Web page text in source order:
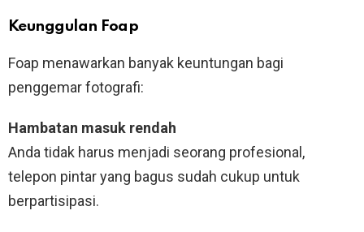
Keunggulan Foap
Foap menawarkan banyak keuntungan bagi
penggemar fotografi:
Hambatan masuk rendah
Anda tidak harus menjadi seorang profesional,
telepon pintar yang bagus sudah cukup untuk
berpartisipasi.